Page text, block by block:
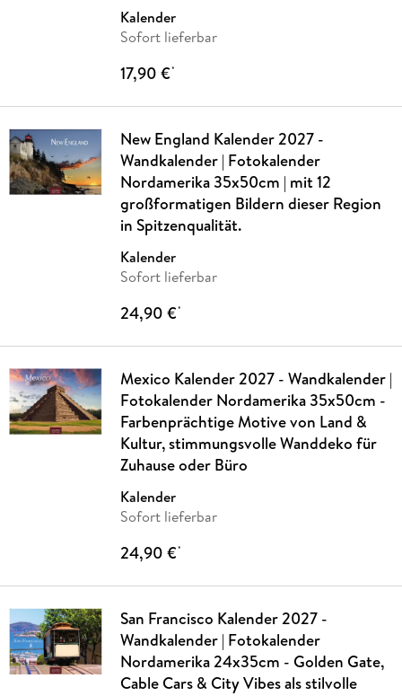
Kalender
Sofort lieferbar
17,90 €*
New England Kalender 2027 -
Wandkalender | Fotokalender
Nordamerika 35x50cm | mit 12
großformatigen Bildern dieser Region
in Spitzenqualität.
Kalender
Sofort lieferbar
24,90 €*
Mexico Kalender 2027 - Wandkalender |
Fotokalender Nordamerika 35x50cm -
Farbenprächtige Motive von Land &
Kultur, stimmungsvolle Wanddeko für
Zuhause oder Büro
Kalender
Sofort lieferbar
24,90 €*
San Francisco Kalender 2027 -
Wandkalender | Fotokalender
Nordamerika 24x35cm - Golden Gate,
Cable Cars & City Vibes als stilvolle